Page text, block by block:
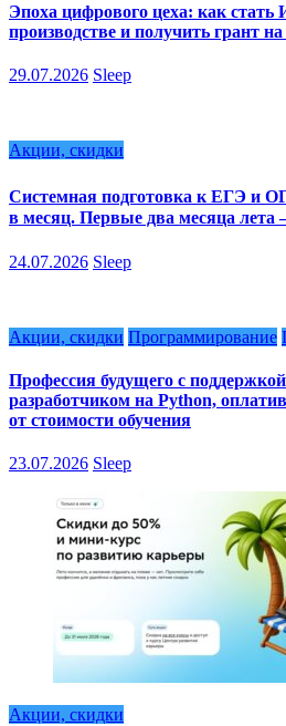
Эпоха цифрового цеха: как
производстве и получить грант
29.07.2026 Sleep
Акции, скидки
Системная подготовка к ЕГЭ и
в месяц. Первые два месяца лета
24.07.2026 Sleep
Акции, скидки Программирование
Профессия будущего с
разработчиком на Python,
от стоимости обучения
23.07.2026 Sleep
Акции, скидки